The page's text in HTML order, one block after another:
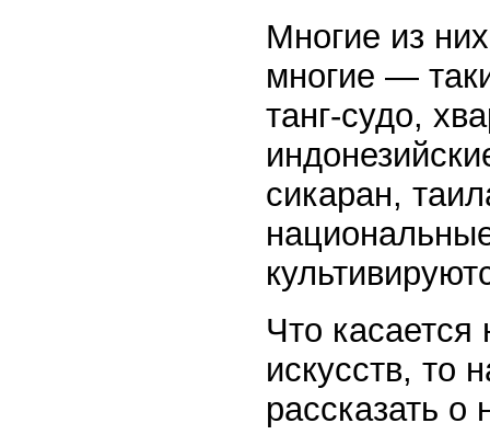
Многие из
многие —
танг-судо,
сикаран,
Что
искусств, то
рассказать